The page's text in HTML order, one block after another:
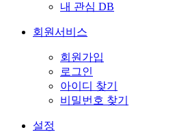
내 관심 DB
회원서비스
회원가입
로그인
아이디 찾기
비밀번호 찾기
설정